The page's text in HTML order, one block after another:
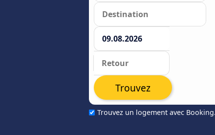
Trouvez un logement avec
Trouvez